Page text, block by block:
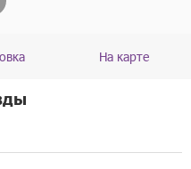
На карте